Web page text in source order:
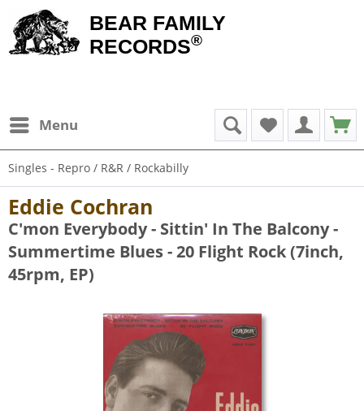
BEAR FAMILY
RECORDS®
Menu
Singles - Repro / R&R / Rockabilly
Eddie Cochran
C'mon Everybody - Sittin' In The Balcony -
Summertime Blues - 20 Flight Rock (7inch,
45rpm, EP)